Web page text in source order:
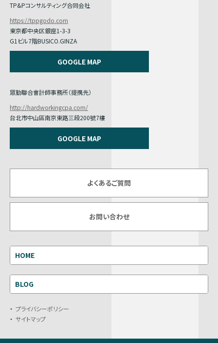
TP&Pコンサルティング合同会社
https://tppgodo.com
東京都中央区銀座1-3-3
G1ビル7階BUSICO.GINZA
GOOGLE MAP
眾勤聯合會計師事務所（提携先）
http://hardworkingcpa.com/
台北市中山區南京東路三段200號7樓
GOOGLE MAP
よくあるご質問
お問い合わせ
HOME
BLOG
プライバシーポリシー
サイトマップ